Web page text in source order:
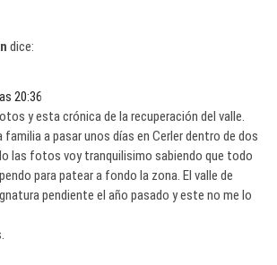
dice:
20:36
y esta crónica de la recuperación del valle.
familia a pasar unos días en Cerler dentro de dos
las fotos voy tranquilisimo sabiendo que todo
para patear a fondo la zona. El valle de
pendiente el año pasado y este no me lo